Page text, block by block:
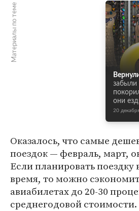
Материалы по теме
забыли
они
20
Оказалось, что самые
поездок — февраль, март,
Если планировать поездку
время, то можно
авиабилетах до 20-30
среднегодовой стоимости.